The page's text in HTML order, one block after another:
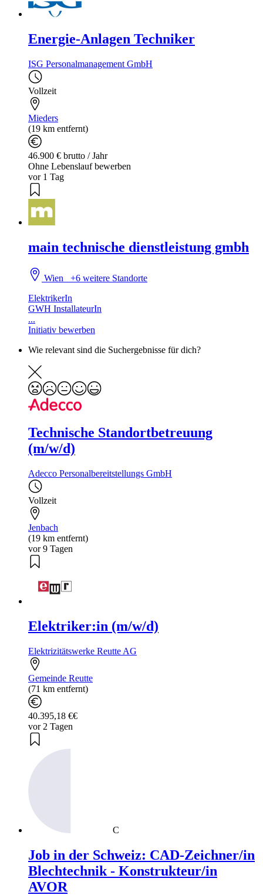
Energie-Anlagen Techniker
ISG Personalmanagement GmbH
Vollzeit
Mieders
(19 km entfernt)
46.900 € brutto / Jahr
Ohne Lebenslauf bewerben
vor 1 Tag
main technische dienstleistung gmbh
Wien+6 weitere Standorte
ElektrikerIn
GWH InstallateurIn
...
Initiativ bewerben
Wie relevant sind die Suchergebnisse für dich?
Technische Standortbetreuung
(m/w/d)
Adecco Personalbereitstellungs GmbH
Vollzeit
Jenbach
(19 km entfernt)
vor 9 Tagen
Elektriker:in (m/w/d)
Elektrizitätswerke Reutte AG
Gemeinde Reutte
(71 km entfernt)
40.395,18 €€
vor 2 Tagen
C
Job in der Schweiz: CAD-Zeichner/in
Blechtechnik - Konstrukteur/in
AVOR